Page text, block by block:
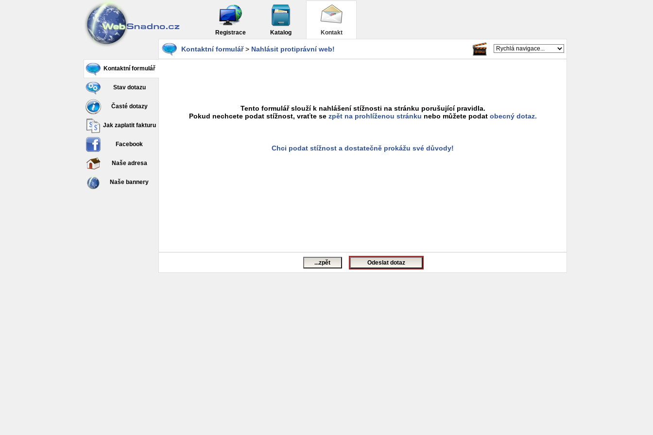
Registrace Katalog Kontakt
Kontaktní formulář
Stav dotazu
Časté dotazy
Jak zaplatit fakturu
Facebook
Naše adresa
Naše bannery
Kontaktní formulář> Nahlásit protiprávní web!
Tento formulář slouží k nahlášení stížnosti na stránku porušující pravidla.
Pokud nechcete podat stížnost, vraťte se zpět na prohlíženou stránku nebo můžete podat obecný dotaz.
Chci podat stížnost a dostatečně prokážu své důvody!